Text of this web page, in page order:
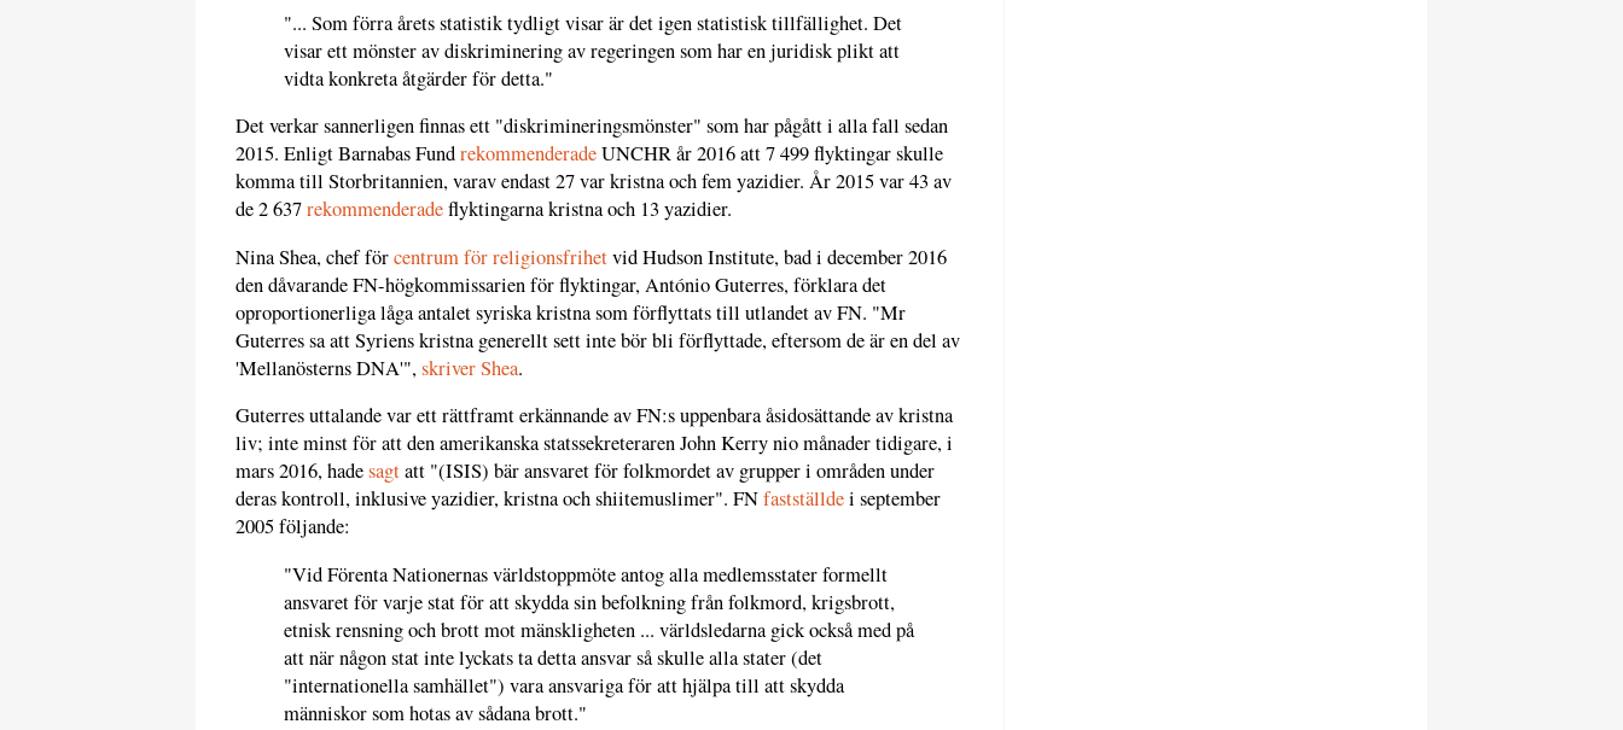
"... Som förra årets statistik tydligt visar är det igen statistisk tillfällighet. Det
visar ett mönster av diskriminering av regeringen som har en juridisk plikt att
vidta konkreta åtgärder för detta."
Det verkar sannerligen finnas ett "diskrimineringsmönster" som har pågått i alla fall sedan
2015. Enligt Barnabas FundrekommenderadeUNCHR år 2016 att 7 499 flyktingar skulle
komma till Storbritannien, varav endast 27 var kristna och fem yazidier. År 2015 var 43 av
de 2 637rekommenderadeflyktingarna kristna och 13 yazidier.
Nina Shea, chef förcentrum för religionsfrihetvid Hudson Institute, bad i december 2016
den dåvarande FN-högkommissarien för flyktingar, António Guterres, förklara det
oproportionerliga låga antalet syriska kristna som förflyttats till utlandet av FN. "Mr
Guterres sa att Syriens kristna generellt sett inte bör bli förflyttade, eftersom de är en del av
'Mellanösterns DNA'",skriver Shea.
Guterres uttalande var ett rättframt erkännande av FN:s uppenbara åsidosättande av kristna
liv; inte minst för att den amerikanska statssekreteraren John Kerry nio månader tidigare, i
mars 2016, hadesagtatt "(ISIS) bär ansvaret för folkmordet av grupper i områden under
deras kontroll, inklusive yazidier, kristna och shiitemuslimer". FNfastställdei september
2005 följande:
"Vid Förenta Nationernas världstoppmöte antog alla medlemsstater formellt
ansvaret för varje stat för att skydda sin befolkning från folkmord, krigsbrott,
etnisk rensning och brott mot mänskligheten ... världsledarna gick också med på
att när någon stat inte lyckats ta detta ansvar så skulle alla stater (det
"internationella samhället") vara ansvariga för att hjälpa till att skydda
människor som hotas av sådana brott."